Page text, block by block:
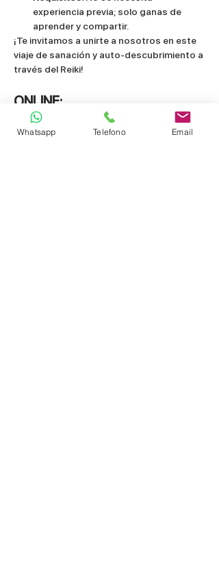
experiencia previa; solo ganas de
aprender y compartir.
¡Te invitamos a unirte a nosotros en este
viaje de sanación y auto-descubrimiento a
través del Reiki!
ONLINE:
Recibes por mail el enlace para unirte
por Zoom a las prácticas.
Whatsapp Telefono Email